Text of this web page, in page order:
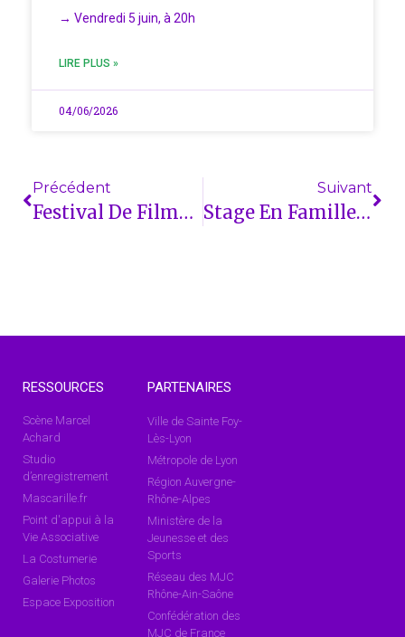
→ Vendredi 5 juin, à 20h
LIRE PLUS »
04/06/2026
Précédent
Festival De Films ABM
Suivant
Stage En Famille : Peinture Monotypes
RESSOURCES
Scène Marcel
Achard
Studio
d’enregistrement
Mascarille.fr
Point d'appui à la
Vie Associative
La Costumerie
Galerie Photos
Espace Exposition
PARTENAIRES
Ville de Sainte Foy-
Lès-Lyon
Métropole de Lyon
Région Auvergne-
Rhône-Alpes
Ministère de la
Jeunesse et des
Sports
Réseau des MJC
Rhône-Ain-Saône
Confédération des
MJC de France